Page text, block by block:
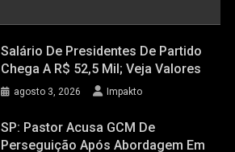
Salário De Presidentes De Partido
Chega A R$ 52,5 Mil; Veja Valores
agosto 3, 2026 Impakto
SP: Pastor Acusa GCM De
Perseguição Após Abordagem Em